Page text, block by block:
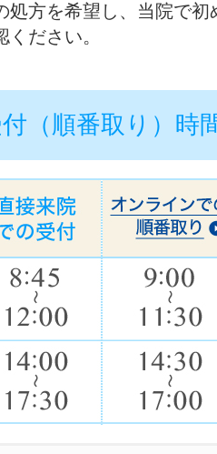
方を希望し、当院で初
ください。
（順番取り）時